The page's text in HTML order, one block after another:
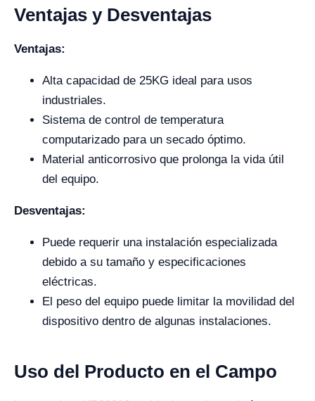
Ventajas y Desventajas
Ventajas:
Alta capacidad de 25KG ideal para usos
industriales.
Sistema de control de temperatura
computarizado para un secado óptimo.
Material anticorrosivo que prolonga la vida útil
del equipo.
Desventajas:
Puede requerir una instalación especializada
debido a su tamaño y especificaciones
eléctricas.
El peso del equipo puede limitar la movilidad del
dispositivo dentro de algunas instalaciones.
Uso del Producto en el Campo